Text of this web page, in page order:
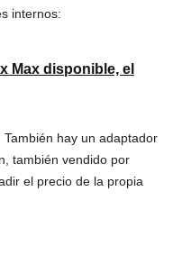
internos:
Max disponible, el
hay un adaptador
también vendido por
el precio de la propia